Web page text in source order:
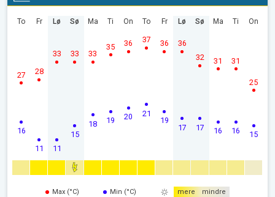
To
16
27
Fr
11
28
Lø
11
33
Sø
15
33
Ma
18
33
Ti
19
35
On
20
36
To
21
37
Fr
19
36
Lø
17
36
Sø
17
32
Ma
16
31
Ti
16
31
On
15
25
Max (°C) Min (°C) mere mindre